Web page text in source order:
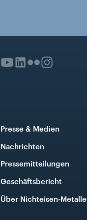
Presse & Medien
Nachrichten
Pressemitteilungen
Geschäftsbericht
Über Nichteisen-Metalle